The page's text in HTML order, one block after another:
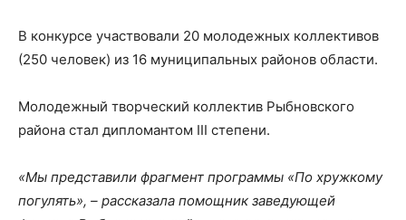
В конкурсе участвовали 20 молодежных коллективов
(250 человек) из 16 муниципальных районов области.
Молодежный творческий коллектив Рыбновского
района стал дипломантом III степени.
«Мы представили фрагмент программы «По хружкому
погулять», – рассказала помощник заведующей